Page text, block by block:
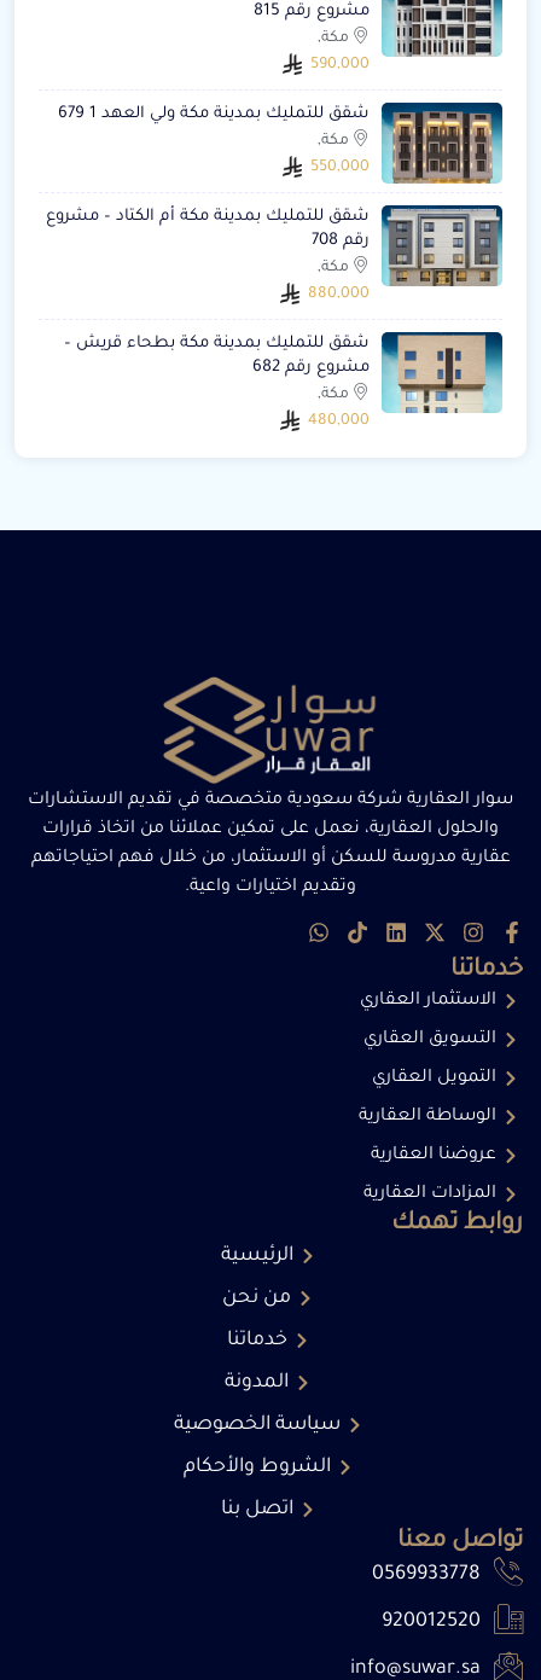
مشروع رقم 815
مكة,
590,000
شقق للتمليك بمدينة مكة ولي العهد 1 679
مكة,
550,000
شقق للتمليك بمدينة مكة أم الكتاد – مشروع
رقم 708
مكة,
880,000
شقق للتمليك بمدينة مكة بطحاء قريش –
مشروع رقم 682
مكة,
480,000
سوار العقارية شركة سعودية متخصصة في تقديم الاستشارات
والحلول العقارية، نعمل على تمكين عملائنا من اتخاذ قرارات
عقارية مدروسة للسكن أو الاستثمار، من خلال فهم احتياجاتهم
وتقديم اختيارات واعية.
روابط تهمك
الرئيسية
من نحن
خدماتنا
المدونة
سياسة الخصوصية
الشروط والأحكام
اتصل بنا
خدماتنا
الاستثمار العقاري
التسويق العقاري
التمويل العقاري
الوساطة العقارية
عروضنا العقارية
المزادات العقارية
تواصل معنا
0569933778
920012520
info@suwar.sa